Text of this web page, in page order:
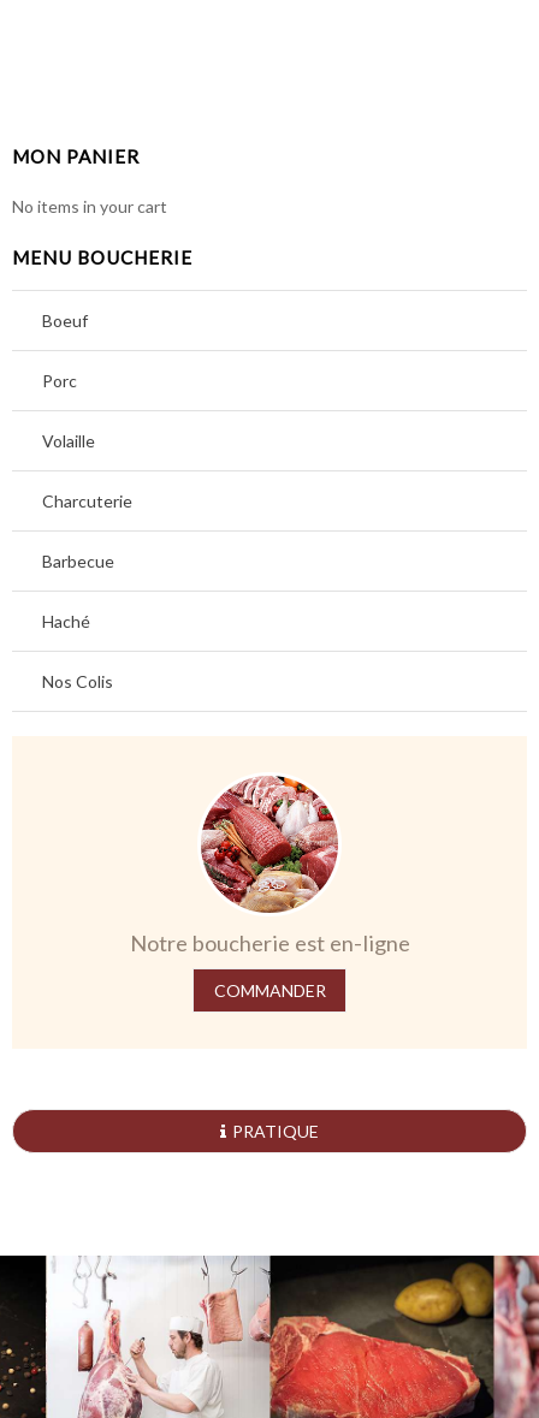
MON PANIER
No items in your cart
MENU BOUCHERIE
Boeuf
Porc
Volaille
Charcuterie
Barbecue
Haché
Nos Colis
Notre boucherie est en-ligne
COMMANDER
PRATIQUE